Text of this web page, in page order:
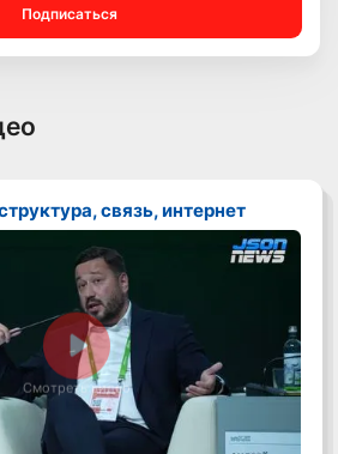
Подписаться
связь, интернет
Смотреть видео